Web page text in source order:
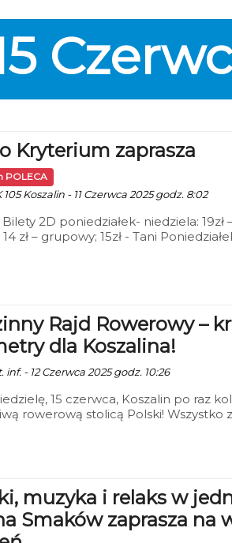
Kryterium zaprasza
POLECA
105 Koszalin - 11 Czerwca 2025 godz. 8:02
2D poniedziałek- niedziela: 19zł
zł – grupowy; 15zł - Tani
Rajd Rowerowy –
dla Koszalina!
inf. - 12 Czerwca 2025 godz. 10:26
15 czerwca, Koszalin po raz
rowerową stolicą Polski! Wszystko
muzyka i relaks w
Smaków zaprasza na